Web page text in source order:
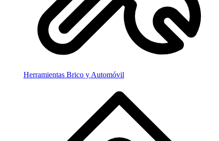
Herramientas Brico y Automóvil